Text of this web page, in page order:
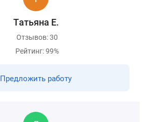
Tатьяна Е.
Отзывов: 30
Рейтинг: 99%
Предложить работу